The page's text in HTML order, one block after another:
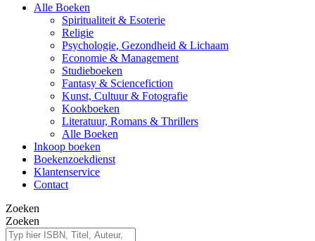
Alle Boeken
Spiritualiteit & Esoterie
Religie
Psychologie, Gezondheid & Lichaam
Economie & Management
Studieboeken
Fantasy & Sciencefiction
Kunst, Cultuur & Fotografie
Kookboeken
Literatuur, Romans & Thrillers
Alle Boeken
Inkoop boeken
Boekenzoekdienst
Klantenservice
Contact
Zoeken
Zoeken